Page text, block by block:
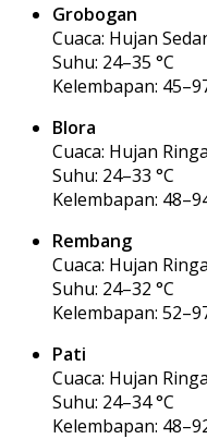
Grobogan
Cuaca: Hujan
Suhu: 24–35 °C
Kelembapan:
Blora
Cuaca: Hujan
Suhu: 24–33 °C
Kelembapan:
Rembang
Cuaca: Hujan
Suhu: 24–32 °C
Kelembapan:
Pati
Cuaca: Hujan
Suhu: 24–34 °C
Kelembapan: